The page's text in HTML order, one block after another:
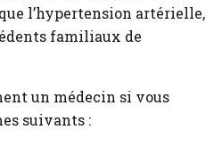
l’hypertension artérielle,
familiaux de
un médecin si vous
suivants :